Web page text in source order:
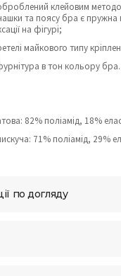
клейовим
та поясу бра є пружна
на фігурі;
майкового типу
в тон кольору бра.
82% поліамід, 18%
71% поліамід, 29%
по догляду